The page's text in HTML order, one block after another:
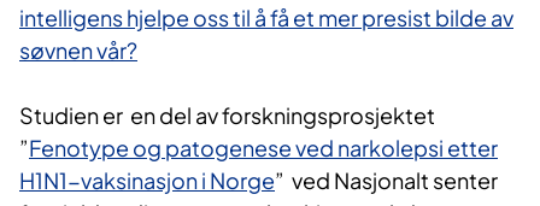
intelligens hjelpe oss til å få et mer presist bilde av
søvnen vår?
Studien er en del av forskningsprosjektet
”Fenotype og patogenese ved narkolepsi etter
H1N1-vaksinasjon i Norge” ved Nasjonalt senter